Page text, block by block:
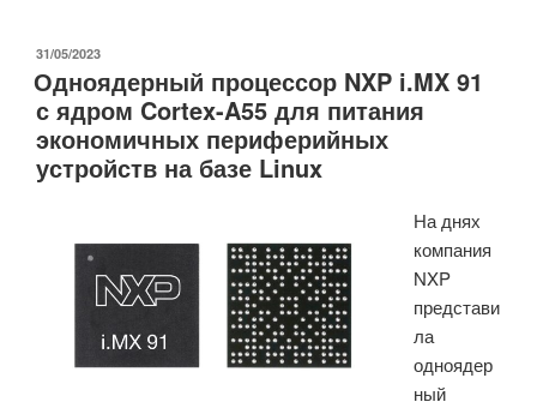
оснащен
восьмиъядерным
процессором
TI
A72
AI
SoC
и
прочным
ОПУБЛИКОВАНО
31/05/2023
Одноядерный процессор NXP i.MX 91
с ядром Cortex-A55 для питания
экономичных периферийных
устройств на базе Linux
На днях
компания
NXP
представи
ла
одноядер
ный